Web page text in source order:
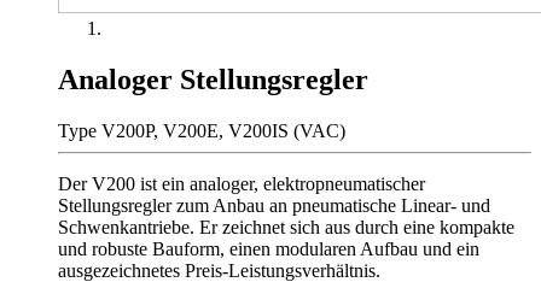
Analoger Stellungsregler
Type V200P, V200E, V200IS (VAC)
Der V200 ist ein analoger, elektropneumatischer
Stellungsregler zum Anbau an pneumatische Linear- und
Schwenkantriebe. Er zeichnet sich aus durch eine kompakte
und robuste Bauform, einen modularen Aufbau und ein
ausgezeichnetes Preis-Leistungsverhältnis.